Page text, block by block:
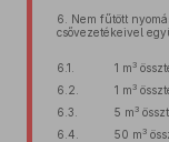
6. Nem fűtött
csővezetékeivel
6.1. 1 m 3
6.2.
1 m 3
6.3.
5 m 3
6.4.
50 m 3